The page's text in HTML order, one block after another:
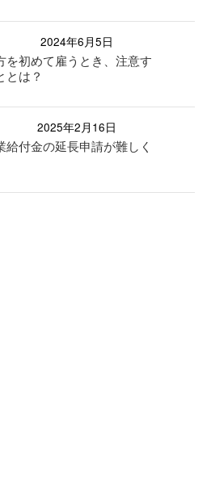
2024年6月5日
を初めて雇うとき、注意す
とは？
2025年2月16日
給付金の延長申請が難しく